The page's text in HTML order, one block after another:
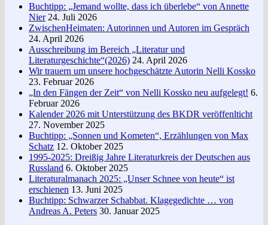
Buchtipp: „Jemand wollte, dass ich überlebe“ von Annette
Nier 24. Juli 2026
ZwischenHeimaten: Autorinnen und Autoren im Gespräch
24. April 2026
Ausschreibung im Bereich „Literatur und
Literaturgeschichte“(2026) 24. April 2026
Wir trauern um unsere hochgeschätzte Autorin Nelli Kossko
23. Februar 2026
„In den Fängen der Zeit“ von Nelli Kossko neu aufgelegt! 6.
Februar 2026
Kalender 2026 mit Unterstützung des BKDR veröffenlticht
27. November 2025
Buchtipp: „Sonnen und Kometen“, Erzählungen von Max
Schatz 12. Oktober 2025
1995-2025: Dreißig Jahre Literaturkreis der Deutschen aus
Russland 6. Oktober 2025
Literaturalmanach 2025: „Unser Schnee von heute“ ist
erschienen 13. Juni 2025
Buchtipp: Schwarzer Schabbat. Klagegedichte … von
Andreas A. Peters 30. Januar 2025